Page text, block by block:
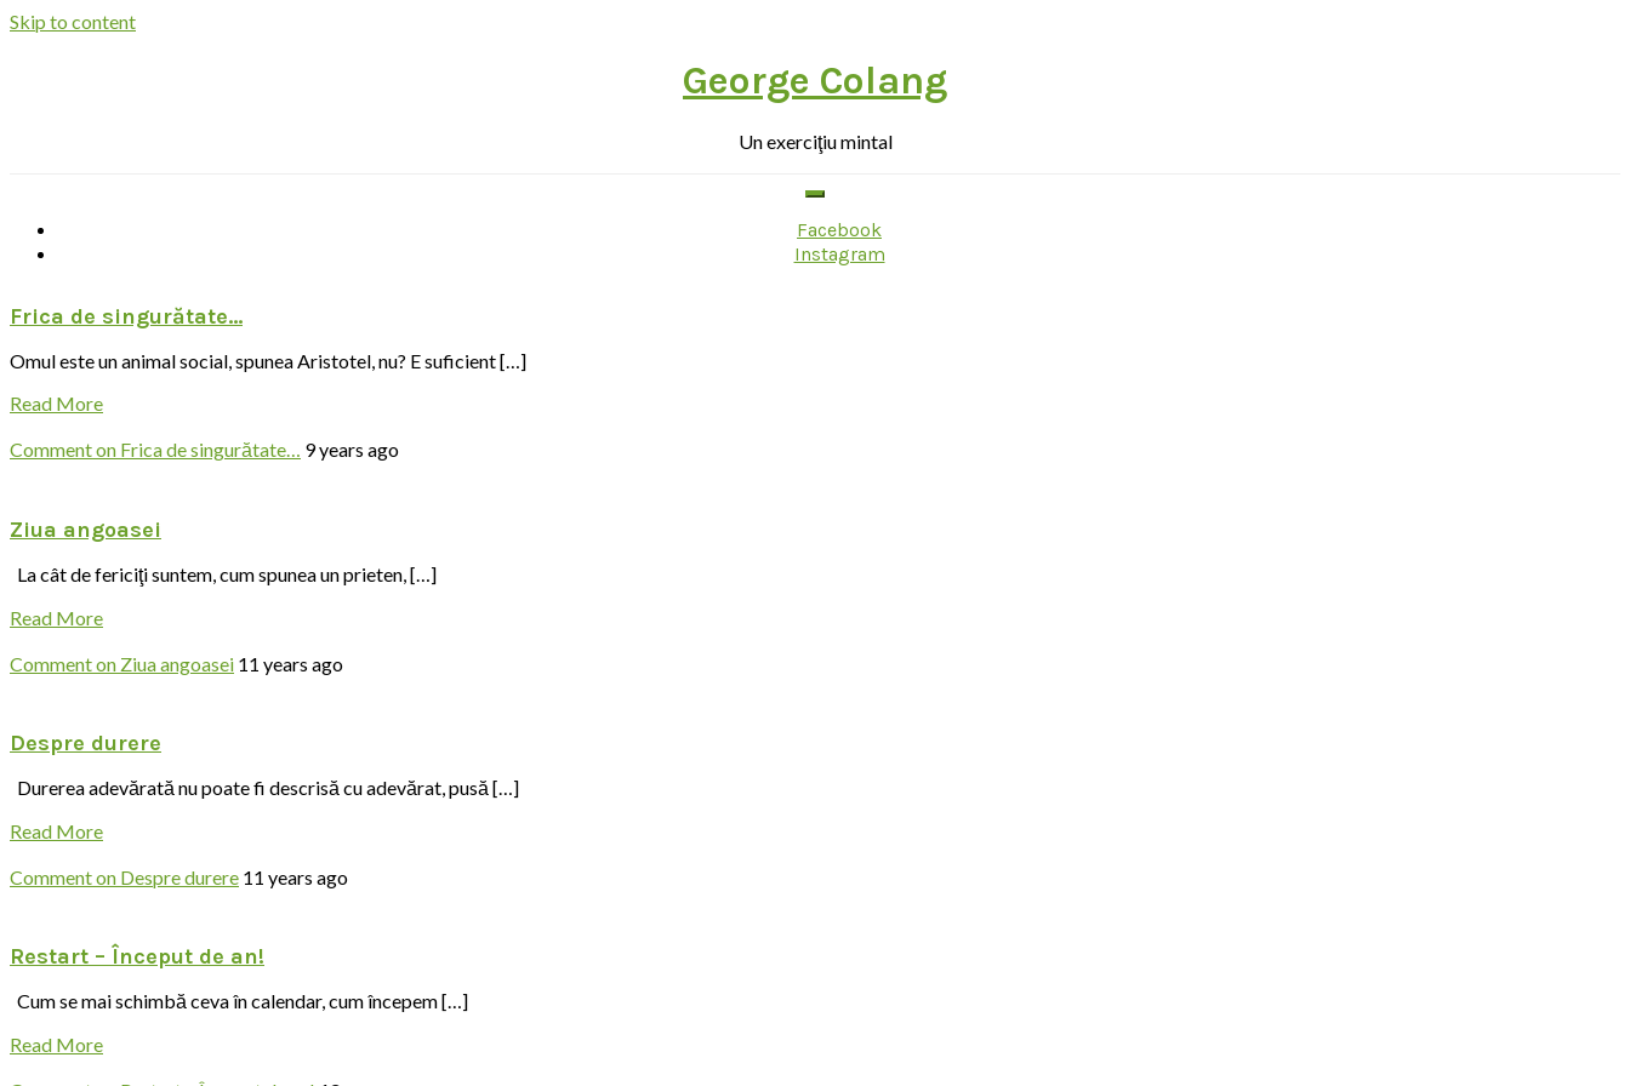
Skip to content
George Colang
Un exerciţiu mintal
Facebook
Instagram
Frica de singurătate…
Omul este un animal social, spunea Aristotel, nu? E suficient […]
Read More
Commenton Frica de singurătate… 9 years ago
Ziua angoasei
La cât de fericiţi suntem, cum spunea un prieten, […]
Read More
Commenton Ziua angoasei 11 years ago
Despre durere
Durerea adevărată nu poate fi descrisă cu adevărat, pusă […]
Read More
Commenton Despre durere 11 years ago
Restart – Început de an!
Cum se mai schimbă ceva în calendar, cum începem […]
Read More